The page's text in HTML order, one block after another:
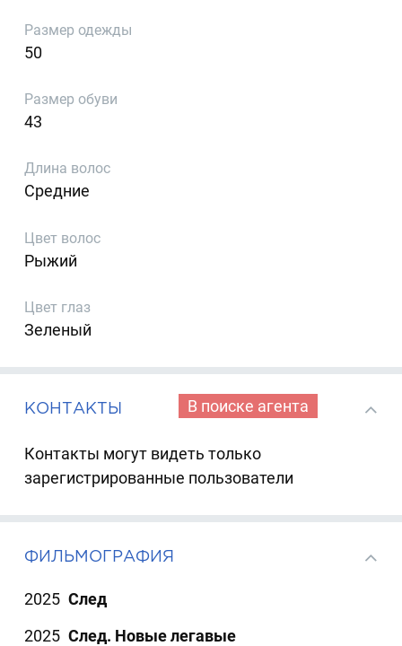
Размер одежды
50
Размер обуви
43
Длина волос
Средние
Цвет волос
Рыжий
Цвет глаз
Зеленый
КОНТАКТЫ В поиске агента
Контакты могут видеть только
зарегистрированные пользователи
ФИЛЬМОГРАФИЯ
2025 След
2025 След. Новые легавые